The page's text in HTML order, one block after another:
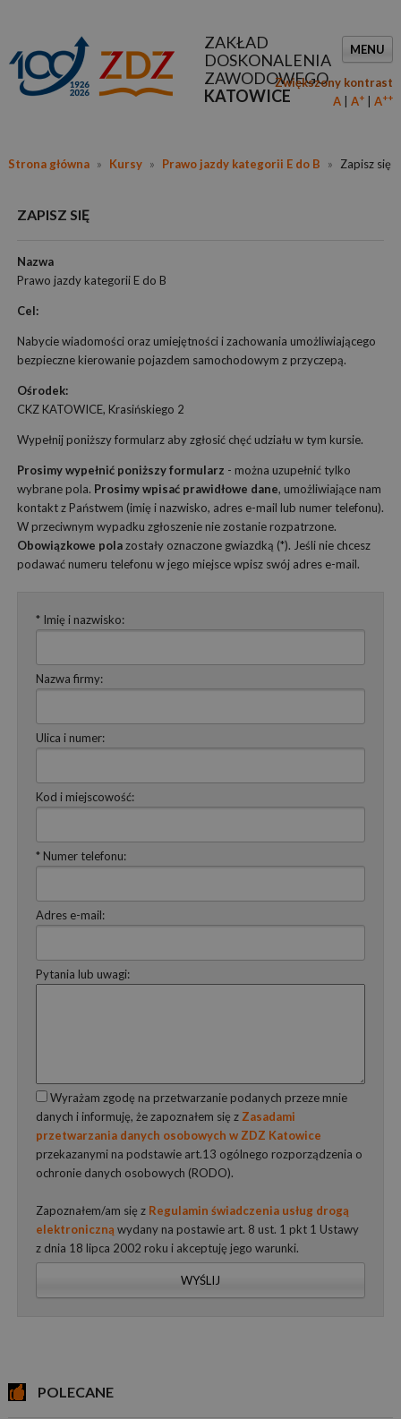
ZAKŁAD
DOSKONALENIA
ZAWODOWEGO
KATOWICE
MENU
Zwiększony kontrast
A
A+ A++
Strona główna » Kursy » Prawo jazdy kategorii E do B » Zapisz się
ZAPISZ SIĘ
Nazwa
Prawo jazdy kategorii E do B
Cel:
Nabycie wiadomości oraz umiejętności i zachowania umożliwiającego
bezpieczne kierowanie pojazdem samochodowym z przyczepą.
Ośrodek:
CKZ KATOWICE, Krasińskiego 2
Wypełnij poniższy formularz aby zgłosić chęć udziału w tym kursie.
Prosimy wypełnić poniższy formularz - można uzupełnić tylko
wybrane pola. Prosimy wpisać prawidłowe dane, umożliwiające nam
kontakt z Państwem (imię i nazwisko, adres e-mail lub numer telefonu).
W przeciwnym wypadku zgłoszenie nie zostanie rozpatrzone.
Obowiązkowe polazostały oznaczone gwiazdką (*). Jeśli nie chcesz
podawać numeru telefonu w jego miejsce wpisz swój adres e-mail.
* Imię i nazwisko:
Nazwa firmy:
Ulica i numer:
Kod i miejscowość:
* Numer telefonu:
Adres e-mail:
Pytania lub uwagi:
Wyrażam zgodę na przetwarzanie podanych przeze mnie
danych i informuję, że zapoznałem się z Zasadami
przetwarzania danych osobowych w ZDZ Katowice
przekazanymi na podstawie art.13 ogólnego rozporządzenia o
ochronie danych osobowych (RODO).
Zapoznałem/am się z Regulamin świadczenia usług drogą
elektroniczną wydany na postawie art. 8 ust. 1 pkt 1 Ustawy
z dnia 18 lipca 2002 roku i akceptuję jego warunki.
WYŚLIJ
POLECANE